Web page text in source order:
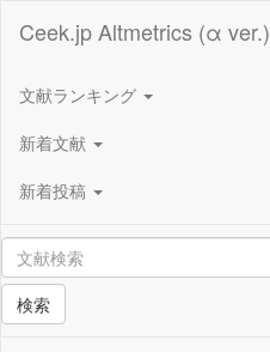
Ceek.jp Altmetrics (α ver.)
文献ランキング
新着文献
新着投稿
検索